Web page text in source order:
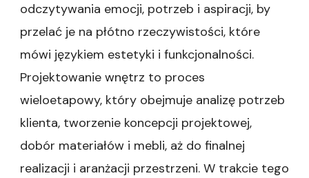
odczytywania emocji, potrzeb i aspiracji, by
przelać je na płótno rzeczywistości, które
mówi językiem estetyki i funkcjonalności.
Projektowanie wnętrz to proces
wieloetapowy, który obejmuje analizę potrzeb
klienta, tworzenie koncepcji projektowej,
dobór materiałów i mebli, aż do finalnej
realizacji i aranżacji przestrzeni. W trakcie tego